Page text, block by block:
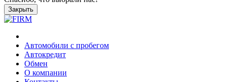
Закрыть
Автомобили с пробегом
Автокредит
Обмен
О компании